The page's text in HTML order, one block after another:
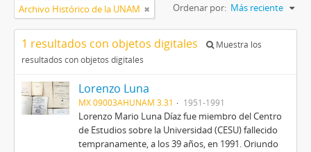
Archivo Histórico de la UNAM Ordenar por: Más reciente
1 resultados con objetos digitales
Muestra los
resultados con objetos digitales
Lorenzo Luna
MX 09003AHUNAM 3.31 1951-1991
Lorenzo Mario Luna Díaz fue miembro del Centro
de Estudios sobre la Universidad (CESU) fallecido
tempranamente, a los 39 años, en 1991. Oriundo